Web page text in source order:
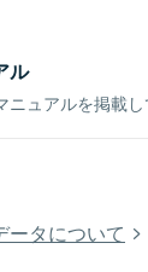
ル
ュアルを掲載し
ータについて